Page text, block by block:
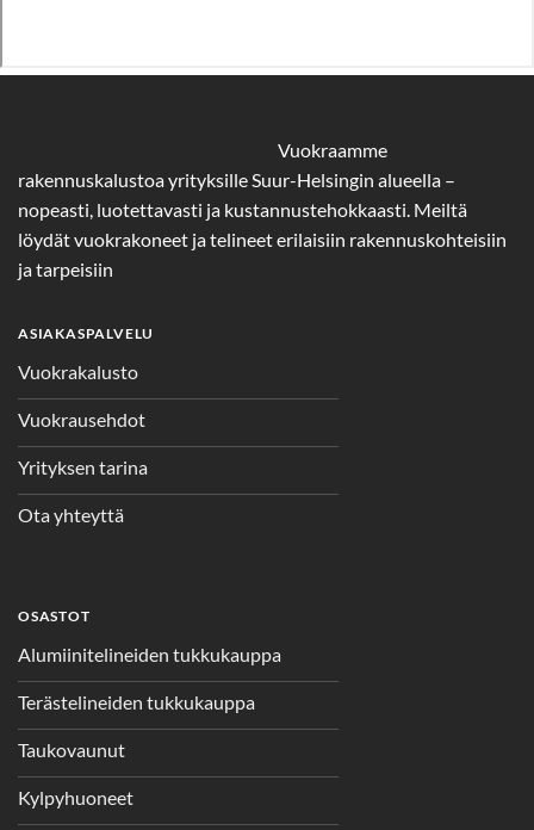
Vuokraamme
rakennuskalustoa yrityksille Suur-Helsingin alueella –
nopeasti, luotettavasti ja kustannustehokkaasti. Meiltä
löydät vuokrakoneet ja telineet erilaisiin rakennuskohteisiin
ja tarpeisiin
ASIAKASPALVELU
Vuokrakalusto
Vuokrausehdot
Yrityksen tarina
Ota yhteyttä
OSASTOT
Alumiinitelineiden tukkukauppa
Terästelineiden tukkukauppa
Taukovaunut
Kylpyhuoneet